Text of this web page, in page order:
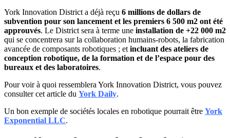
York Innovation District a déjà reçu 6 millions de dollars de
subvention pour son lancement et les premiers 6 500 m2 ont été
approuvés. Le District sera à terme une installation de +22 000 m2
qui se concentrera sur la collaboration humains-robots, la fabrication
avancée de composants robotiques ; etincluant des ateliers de
conception robotique, de la formation et de l’espace pour des
bureaux et des laboratoires.
Pour voir à quoi ressemblera York Innovation District, vous pouvez
consulter cet article du York Daily.
Un bon exemple de sociétés locales en robotique pourrait être York
Exponential LLC.